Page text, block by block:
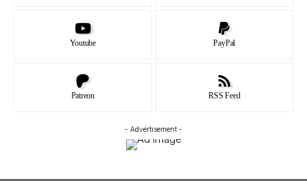
Youtube PayPal
Patreon RSS Feed
- Advertisement -